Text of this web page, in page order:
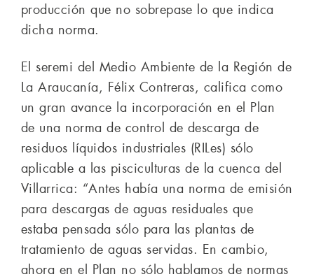
producción que no sobrepase lo que indica
dicha norma.
El seremi del Medio Ambiente de la Región de
La Araucanía, Félix Contreras, califica como
un gran avance la incorporación en el Plan
de una norma de control de descarga de
residuos líquidos industriales (RILes) sólo
aplicable a las pisciculturas de la cuenca del
Villarrica: “Antes había una norma de emisión
para descargas de aguas residuales que
estaba pensada sólo para las plantas de
tratamiento de aguas servidas. En cambio,
ahora en el Plan no sólo hablamos de normas